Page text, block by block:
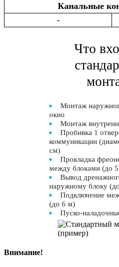
Канальные
-
Что
Монтаж
окно
Монтаж
Пробивка 1
коммуникации
см)
Прокладка
между блоками (до
Вывод
наружному блоку
Подключение
(до 6 м)
Пуско-
Внимание!